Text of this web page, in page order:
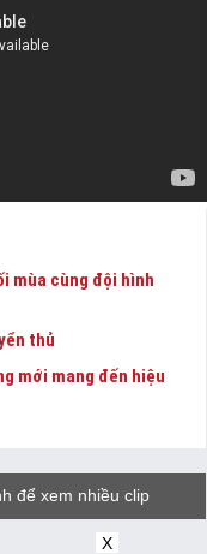
mùa cùng đội hình
thủ
mới mang đến hiệu
để xem nhiều clip
X